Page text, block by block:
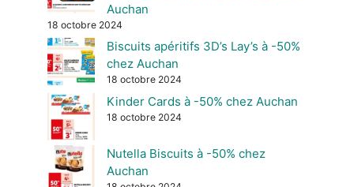
Auchan
18 octobre 2024
Biscuits apéritifs 3D’s Lay’s à -50%
chez Auchan
18 octobre 2024
Kinder Cards à -50% chez Auchan
18 octobre 2024
Nutella Biscuits à -50% chez
Auchan